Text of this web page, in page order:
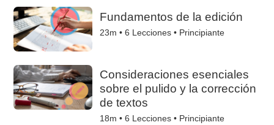
Fundamentos de la edición
23m •6 Lecciones • Principiante
Consideraciones esenciales
sobre el pulido y la corrección
de textos
18m •6 Lecciones • Principiante